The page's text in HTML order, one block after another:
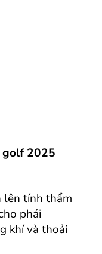
golf 2025
lên tính thẩm
phái
khí và thoải